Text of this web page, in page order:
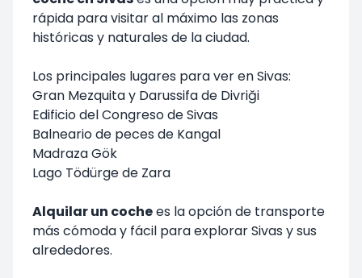
rápida para visitar al máximo las zonas
históricas y naturales de la ciudad.
Los principales lugares para ver en Sivas:
Gran Mezquita y Darussifa de Divriği
Edificio del Congreso de Sivas
Balneario de peces de Kangal
Madraza Gök
Lago Tödürge de Zara
Alquilar un cochees la opción de transporte
más cómoda y fácil para explorar Sivas y sus
alrededores.